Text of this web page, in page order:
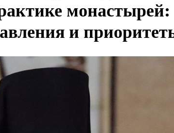
монастырей:
и